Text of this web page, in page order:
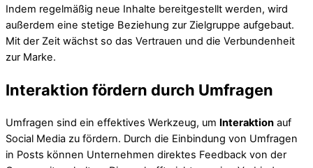
Indem regelmäßig neue Inhalte bereitgestellt werden, wird
außerdem eine stetige Beziehung zur Zielgruppe aufgebaut.
Mit der Zeit wächst so das Vertrauen und die Verbundenheit
zur Marke.
Interaktion fördern durch Umfragen
Umfragen sind ein effektives Werkzeug, um Interaktion auf
Social Media zu fördern. Durch die Einbindung von Umfragen
in Posts können Unternehmen direktes Feedback von der